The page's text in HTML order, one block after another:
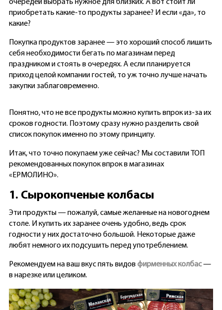
очередей выбрать нужное для близких. А вот стоит ли
приобретать какие-то продукты заранее? И если «да», то
какие?
Покупка продуктов заранее — это хороший способ лишить
себя необходимости бегать по магазинам перед
праздником и стоять в очередях. А если планируется
приход целой компании гостей, то уж точно лучше начать
закупки заблаговременно.
Понятно, что не все продукты можно купить впрок из-за их
сроков годности. Поэтому сразу нужно разделить свой
список покупок именно по этому принципу.
Итак, что точно покупаем уже сейчас? Мы составили ТОП
рекомендованных покупок впрок в магазинах
«ЕРМОЛИНО».
1. Сырокопченые колбасы
Эти продукты — пожалуй, самые желанные на новогоднем
столе. И купить их заранее очень удобно, ведь срок
годности у них достаточно большой. Некоторые даже
любят немного их подсушить перед употреблением.
Рекомендуем на ваш вкус пять видов фирменных колбас—
в нарезке или целиком.